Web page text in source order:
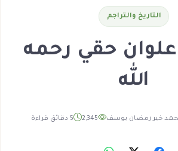
التاريخ والتراجم
حقي رحمه
الله
خير رمضان يوسف 2,345 5 دقائق قراءة